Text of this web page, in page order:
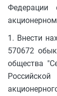
1. Внести
570672
общества